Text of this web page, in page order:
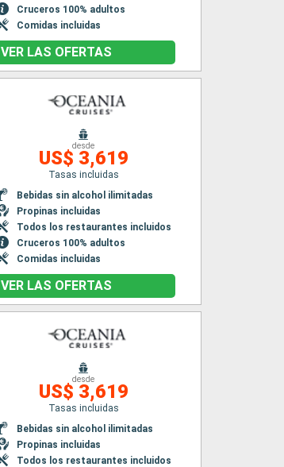
Cruceros 100% adultos
Comidas incluidas
VER LAS OFERTAS
desde
US$ 3,619
Tasas incluidas
Bebidas sin alcohol ilimitadas
Propinas incluidas
Todos los restaurantes incluidos
Cruceros 100% adultos
Comidas incluidas
VER LAS OFERTAS
desde
US$ 3,619
Tasas incluidas
Bebidas sin alcohol ilimitadas
Propinas incluidas
Todos los restaurantes incluidos